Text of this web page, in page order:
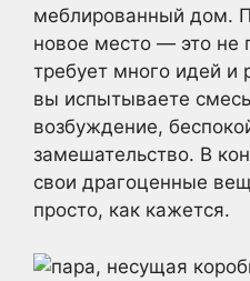
меблированный дом.
новое место — это не
требует много идей
вы испытываете
возбуждение,
замешательство. В
свои драгоценные
просто, как кажется.